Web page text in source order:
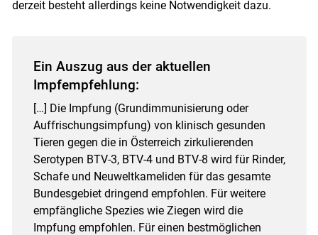
derzeit besteht allerdings keine Notwendigkeit dazu.
Ein Auszug aus der aktuellen
Impfempfehlung:
[…] Die Impfung (Grundimmunisierung oder
Auffrischungsimpfung) von klinisch gesunden
Tieren gegen die in Österreich zirkulierenden
Serotypen BTV-3, BTV-4 und BTV-8 wird für Rinder,
Schafe und Neuweltkameliden für das gesamte
Bundesgebiet dringend empfohlen. Für weitere
empfängliche Spezies wie Ziegen wird die
Impfung empfohlen. Für einen bestmöglichen